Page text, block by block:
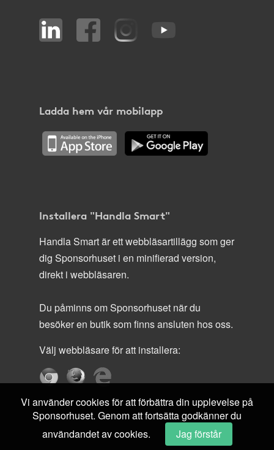
Ladda hem vår mobilapp
Installera "Handla Smart"
Handla Smart är ett webbläsartillägg som ger
dig Sponsorhuset i en minifierad version,
direkt i webbläsaren.
Du påminns om Sponsorhuset när du
besöker en butik som finns ansluten hos oss.
Välj webbläsare för att installera:
Vi använder cookies för att förbättra din upplevelse på
Sponsorhuset. Genom att fortsätta godkänner du
användandet av cookies.
Jag förstår